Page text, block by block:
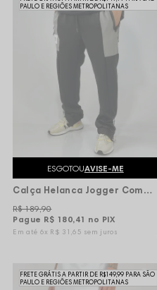
PAULO E REGIÕES METROPOLITANAS
ESGOTOUAVISE-ME
Calça Helanca Jogger Compton x Starter - Preta
Pague R$ 180,41 no PIX
R$ 189,90
6x R$ 31,65 sem juros
FRETE GRÁTIS A PARTIR DE R$149,99 PARA SÃO
PAULO E REGIÕES METROPOLITANAS